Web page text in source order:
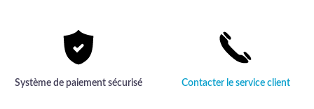
Système de paiement sécurisé Contacter le service client